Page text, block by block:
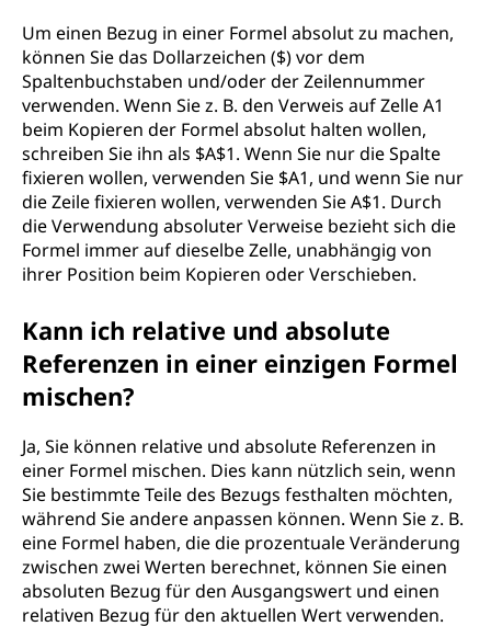
Um einen Bezug in einer Formel absolut zu machen,
können Sie das Dollarzeichen ($) vor dem
Spaltenbuchstaben und/oder der Zeilennummer
verwenden. Wenn Sie z. B. den Verweis auf Zelle A1
beim Kopieren der Formel absolut halten wollen,
schreiben Sie ihn als $A$1. Wenn Sie nur die Spalte
fixieren wollen, verwenden Sie $A1, und wenn Sie nur
die Zeile fixieren wollen, verwenden Sie A$1. Durch
die Verwendung absoluter Verweise bezieht sich die
Formel immer auf dieselbe Zelle, unabhängig von
ihrer Position beim Kopieren oder Verschieben.
Kann ich relative und absolute
Referenzen in einer einzigen Formel
mischen?
Ja, Sie können relative und absolute Referenzen in
einer Formel mischen. Dies kann nützlich sein, wenn
Sie bestimmte Teile des Bezugs festhalten möchten,
während Sie andere anpassen können. Wenn Sie z. B.
eine Formel haben, die die prozentuale Veränderung
zwischen zwei Werten berechnet, können Sie einen
absoluten Bezug für den Ausgangswert und einen
relativen Bezug für den aktuellen Wert verwenden.